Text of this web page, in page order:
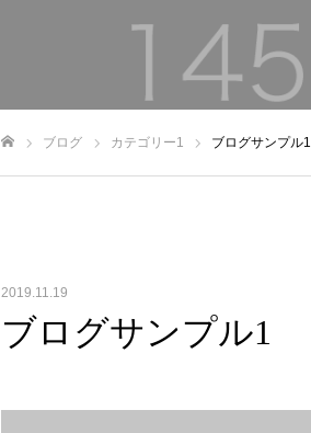
ブログ カテゴリー1 ブログサンプル1
2019.11.19
ブログサンプル1